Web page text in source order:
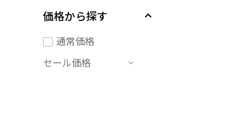
価格から探す
通常価格
セール価格